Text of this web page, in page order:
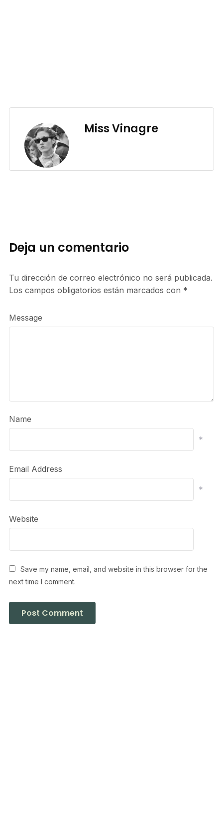
Miss Vinagre
Deja un comentario
Tu dirección de correo electrónico no será publicada.
Los campos obligatorios están marcados con *
Message
Name
*
Email Address
*
Website
Save my name, email, and website in this browser for the
next time I comment.